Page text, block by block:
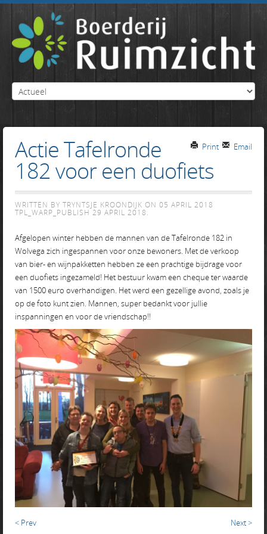
Email
Print
Actie Tafelronde
182 voor een duofiets
WRITTEN BY TRYNTSJE KROONDIJK ON 05 APRIL 2018
TPL_WARP_PUBLISH 29 APRIL 2018.
Afgelopen winter hebben de mannen van de Tafelronde 182 in
Wolvega zich ingespannen voor onze bewoners. Met de verkoop
van bier- en wijnpakketten hebben ze een prachtige bijdrage voor
een duofiets ingezameld! Het bestuur kwam een cheque ter waarde
van 1500 euro overhandigen. Het werd een gezellige avond, zoals je
op de foto kunt zien. Mannen, super bedankt voor jullie
inspanningen en voor de vriendschap!!
< Prev Next >